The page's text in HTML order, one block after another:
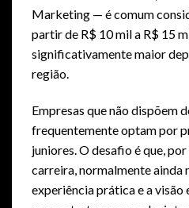
Marketing — é comum
partir de R$ 10 mil a R$ 15
significativamente maior
região.
Empresas que não dispõem
frequentemente optam por
juniores. O desafio é que,
carreira, normalmente ainda
experiência prática e a visão